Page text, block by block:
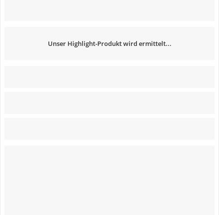
Unser Highlight-Produkt wird ermittelt...